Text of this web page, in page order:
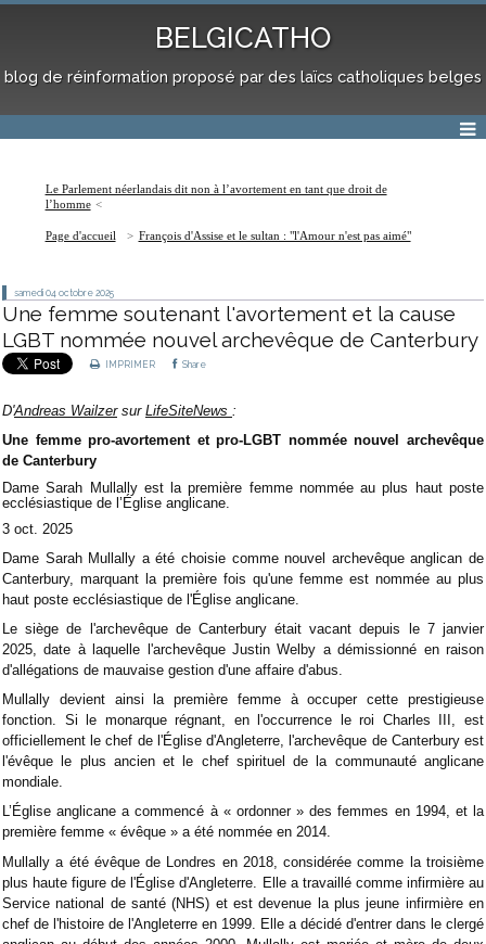
BELGICATHO
blog de réinformation proposé par des laïcs catholiques belges
Le Parlement néerlandais dit non à l’avortement en tant que droit de
l’homme
Page d'accueil François d'Assise et le sultan : "l'Amour n'est pas aimé"
samedi 04 octobre 2025
Une femme soutenant l'avortement et la cause
LGBT nommée nouvel archevêque de Canterbury
IMPRIMER Share
D'Andreas Wailzersur LifeSiteNews :
Une femme pro-avortement et pro-LGBT nommée nouvel archevêque
de Canterbury
Dame Sarah Mullally est la première femme nommée au plus haut poste
ecclésiastique de l’Église anglicane.
3 oct. 2025
Dame Sarah Mullally a été choisie comme nouvel archevêque anglican de
Canterbury, marquant la première fois qu'une femme est nommée au plus
haut poste ecclésiastique de l'Église anglicane.
Le siège de l'archevêque de Canterbury était vacant depuis le 7 janvier
2025, date à laquelle l'archevêque Justin Welby a démissionné en raison
d'allégations de mauvaise gestion d'une affaire d'abus.
Mullally devient ainsi la première femme à occuper cette prestigieuse
fonction. Si le monarque régnant, en l'occurrence le roi Charles III, est
officiellement le chef de l'Église d'Angleterre, l'archevêque de Canterbury est
l'évêque le plus ancien et le chef spirituel de la communauté anglicane
mondiale.
L’Église anglicane a commencé à « ordonner » des femmes en 1994, et la
première femme « évêque » a été nommée en 2014.
Mullally a été évêque de Londres en 2018, considérée comme la troisième
plus haute figure de l'Église d'Angleterre. Elle a travaillé comme infirmière au
Service national de santé (NHS) et est devenue la plus jeune infirmière en
chef de l'histoire de l'Angleterre en 1999. Elle a décidé d'entrer dans le clergé